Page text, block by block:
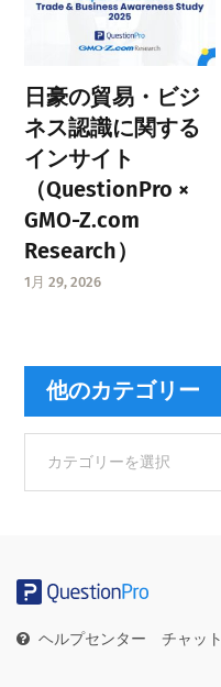
日豪の貿易・ビジ
ネス認識に関する
インサイト
（QuestionPro ×
GMO-Z.com
Research）
1月 29, 2026
他のカテゴリー
カ
ー
ヘルプセンター チャット